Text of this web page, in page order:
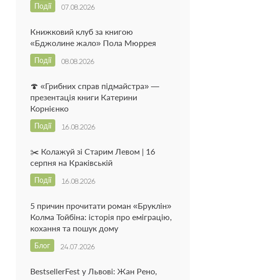
07.08.2026
Події
Книжковий клуб за книгою
«Бджолине жало» Пола Мюррея
08.08.2026
Події
🍄 «Грибних справ підмайстра» —
презентація книги Катерини
Корнієнко
16.08.2026
Події
✂️ Колажуй зі Старим Левом | 16
серпня на Краківській
16.08.2026
Події
5 причин прочитати роман «Бруклін»
Колма Тойбіна: історія про еміграцію,
кохання та пошук дому
24.07.2026
Блог
BestsellerFest у Львові: Жан Рено,